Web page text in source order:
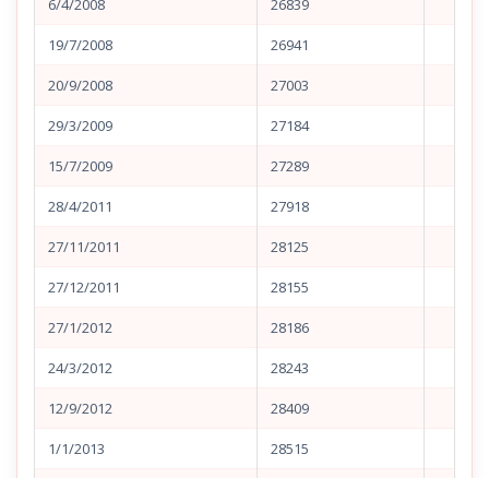
6/4/2008 26839
19/7/2008 26941
20/9/2008 27003
29/3/2009 27184
15/7/2009 27289
28/4/2011 27918
27/11/2011 28125
27/12/2011 28155
27/1/2012 28186
24/3/2012 28243
12/9/2012 28409
1/1/2013 28515